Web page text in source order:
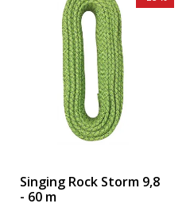
Singing Rock Storm 9,8
- 60 m